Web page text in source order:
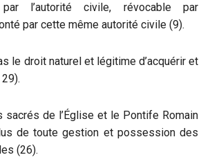
l’autorité civile, révocable par
par cette même autorité civile (9).
le droit naturel et légitime d’acquérir et
sacrés de l’Église et le Pontife Romain
de toute gestion et possession des
(26).